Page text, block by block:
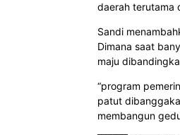
daerah terutama
Sandi
Dimana saat
maju
“program
patut
membangun